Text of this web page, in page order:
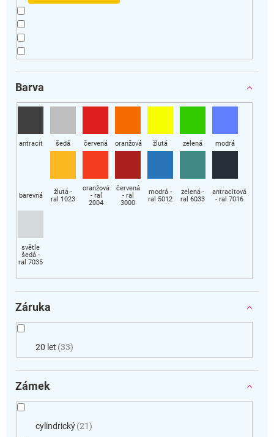
Barva
Záruka
20 let 33
Zámek
cylindrický 21